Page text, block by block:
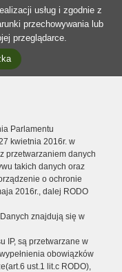
usług i zgodnie z
przechowywania lub
przeglądarce.
Parlamentu
kwietnia 2016r. w
przetwarzaniem danych
takich danych oraz
o ochronie
2016r., dalej RODO
znajdują się w
IP, są przetwarzane w
obowiązków
ust.1 lit.c RODO),